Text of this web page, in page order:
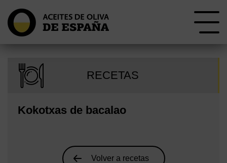
RECETAS
Kokotxas de bacalao
Volver a recetas